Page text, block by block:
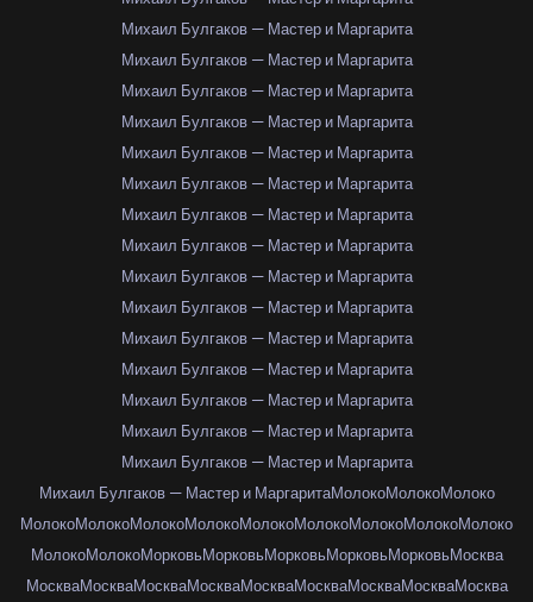
Михаил Булгаков — Мастер и Маргарита
Михаил Булгаков — Мастер и Маргарита
Михаил Булгаков — Мастер и Маргарита
Михаил Булгаков — Мастер и Маргарита
Михаил Булгаков — Мастер и Маргарита
Михаил Булгаков — Мастер и Маргарита
Михаил Булгаков — Мастер и Маргарита
Михаил Булгаков — Мастер и Маргарита
Михаил Булгаков — Мастер и Маргарита
Михаил Булгаков — Мастер и Маргарита
Михаил Булгаков — Мастер и Маргарита
Михаил Булгаков — Мастер и Маргарита
Михаил Булгаков — Мастер и Маргарита
Михаил Булгаков — Мастер и Маргарита
Михаил Булгаков — Мастер и Маргарита
Михаил Булгаков — Мастер и МаргаритаМолокоМолокоМолоко
МолокоМолокоМолокоМолокоМолокоМолокоМолокоМолокоМолоко
МолокоМолокоМорковьМорковьМорковьМорковьМорковьМосква
МоскваМоскваМоскваМоскваМоскваМоскваМоскваМоскваМосква